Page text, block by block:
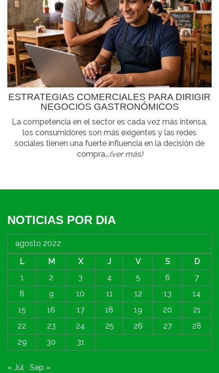
ESTRATEGIAS COMERCIALES PARA DIRIGIR
NEGOCIOS GASTRONÓMICOS
La competencia en el sector es cada vez más intensa,
los consumidores son más exigentes y las redes
sociales tienen una fuerte influencia en la decisión de
compra...(ver más)
NOTICIAS POR DIA
agosto 2022
L
M X J V S
D
1
2 3 4 5 6
7
8
9 10 11 12 13
14
15
16 17 18 19 20
21
22
23 24 25 26 27
28
29
30 31
« Jul Sep »